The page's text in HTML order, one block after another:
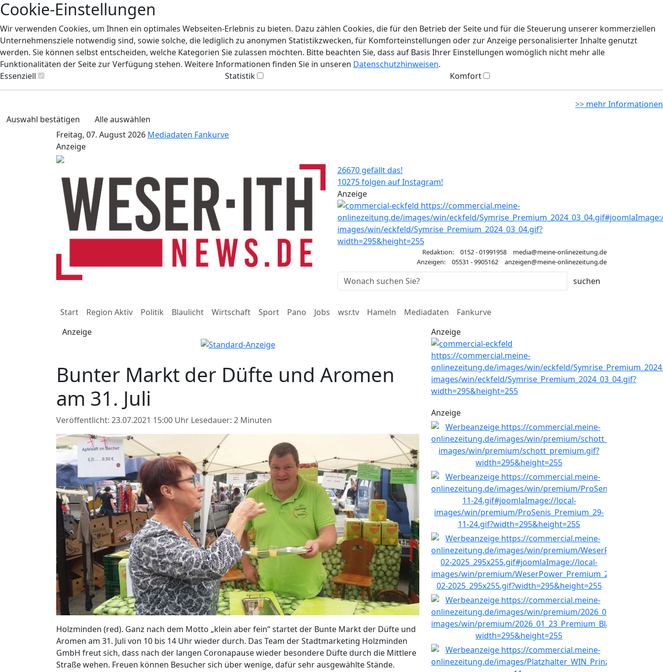
Cookie-Einstellungen
Wir verwenden Cookies, um Ihnen ein optimales Webseiten-Erlebnis zu bieten. Dazu zählen Cookies, die für den Betrieb der Seite und für die Steuerung unserer kommerziellen
Unternehmensziele notwendig sind, sowie solche, die lediglich zu anonymen Statistikzwecken, für Komforteinstellungen oder zur Anzeige personalisierter Inhalte genutzt
werden. Sie können selbst entscheiden, welche Kategorien Sie zulassen möchten. Bitte beachten Sie, dass auf Basis Ihrer Einstellungen womöglich nicht mehr alle
Funktionalitäten der Seite zur Verfügung stehen. Weitere Informationen finden Sie in unseren Datenschutzhinweisen.
Essenziell
Statistik Komfort
>> mehr Informationen
Auswahl bestätigen
Alle auswählen
Freitag, 07. August 2026 Mediadaten Fankurve
Anzeige
26670 gefällt das!
10275 folgen auf Instagram!
Anzeige
Redaktion: 0152 - 01991958
media@meine-onlinezeitung.de
Anzeigen:
05531 - 9905162 anzeigen@meine-onlinezeitung.de
Start Region Aktiv Politik Blaulicht Wirtschaft Sport Pano Jobs wsr.tv Hameln Mediadaten
Fankurve
Anzeige
Bunter Markt der Düfte und Aromen
am 31. Juli
Veröffentlicht: 23.07.2021 15:00 Uhr Lesedauer: 2 Minuten
Holzminden (red). Ganz nach dem Motto „klein aber fein“ startet der Bunte Markt der Düfte und
Aromen am 31. Juli von 10 bis 14 Uhr wieder durch. Das Team der Stadtmarketing Holzminden
GmbH freut sich, dass nach der langen Coronapause wieder besondere Düfte durch die Mittlere
Straße wehen. Freuen können Besucher sich über wenige, dafür sehr ausgewählte Stände.
Anzeige
Anzeige